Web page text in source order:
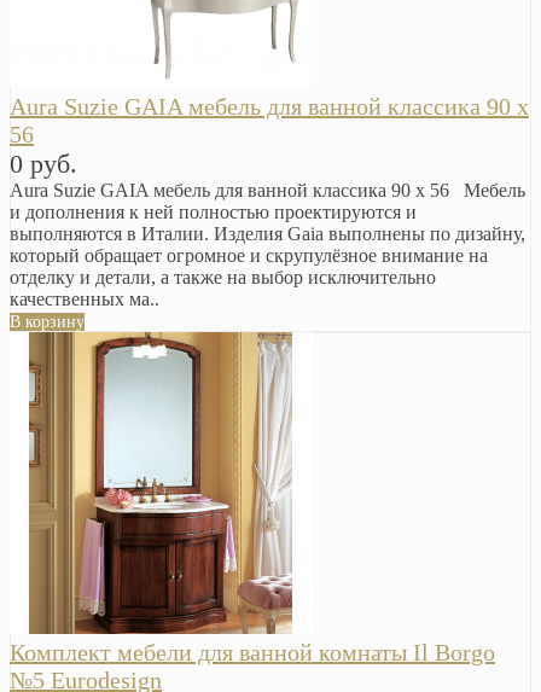
Aura Suzie GAIA мебель для ванной классика 90 х
56
0 руб.
Aura Suzie GAIA мебель для ванной классика 90 х 56 Мебель
и дополнения к ней полностью проектируются и
выполняются в Италии. Изделия Gaia выполнены по дизайну,
который обращает огромное и скрупулёзное внимание на
отделку и детали, а также на выбор исключительно
качественных ма..
В корзину
Комплект мебели для ванной комнаты Il Borgo
№5 Eurodesign